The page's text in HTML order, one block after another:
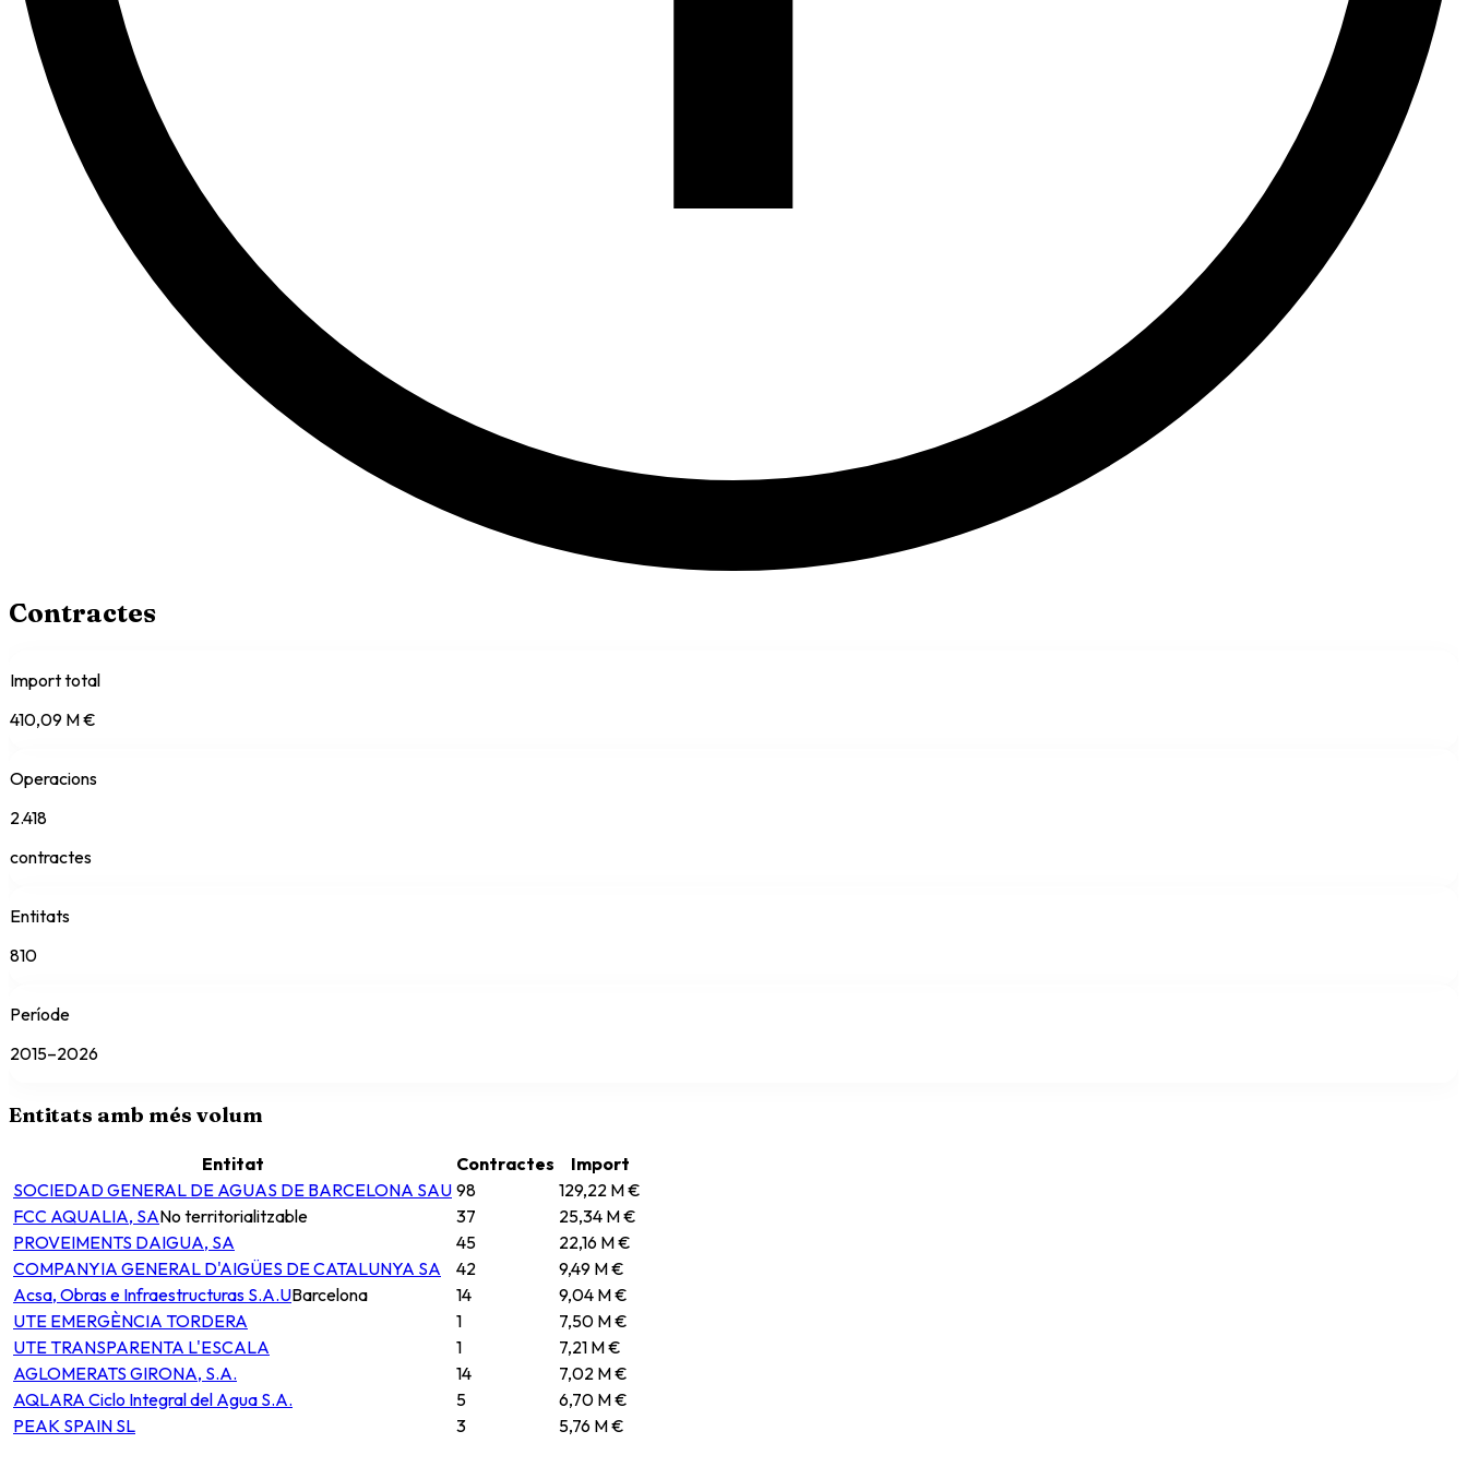
Contractes
Import total
410,09 M €
Operacions
2.418
contractes
Entitats
810
Període
2015–2026
Entitats amb més volum
Entitat Contractes
Import
SOCIEDAD GENERAL DE AGUAS DE BARCELONA SAU 98
129,22 M €
FCC AQUALIA, SANo territorialitzable 37
25,34 M €
PROVEIMENTS DAIGUA, SA
45
22,16 M €
COMPANYIA GENERAL D'AIGÜES DE CATALUNYA SA
42
9,49 M €
Acsa, Obras e Infraestructuras S.A.UBarcelona 14
9,04 M €
UTE EMERGÈNCIA TORDERA
1
7,50 M €
UTE TRANSPARENTA L'ESCALA
1
7,21 M €
AGLOMERATS GIRONA, S.A.
14
7,02 M €
AQLARA Ciclo Integral del Agua S.A.
5
6,70 M €
PEAK SPAIN SL
3 5,76 M €